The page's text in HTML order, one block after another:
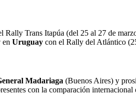
Rally Trans Itapúa (del 25 al 27 de
en Uruguay con el Rally del Atlántico
Madariaga (Buenos Aires) y
con la comparación